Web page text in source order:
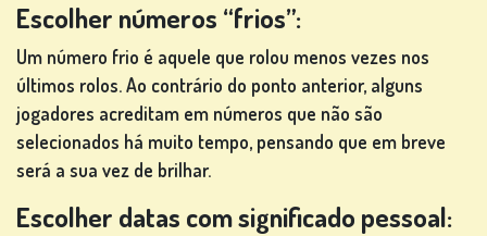
Escolher números “frios”:
Um número frio é aquele que rolou menos vezes nos
últimos rolos. Ao contrário do ponto anterior, alguns
jogadores acreditam em números que não são
selecionados há muito tempo, pensando que em breve
será a sua vez de brilhar.
Escolher datas com significado pessoal: